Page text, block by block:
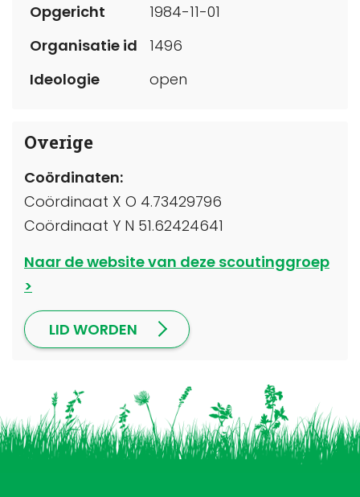
Opgericht
1984-11-01
Organisatie id
1496
Ideologie
open
Overige
Coördinaten:
Coördinaat X O 4.73429796
Coördinaat Y N 51.62424641
Naar de website van deze scoutinggroep
LID WORDEN